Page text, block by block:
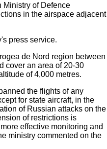
Ministry of Defence
in the airspace adjacent
press service.
de Nord region between
cover an area of 20-30
of 4,000 metres.
the flights of any
for state aircraft, in the
of Russian attacks on the
of restrictions is
effective monitoring and
ministry commented on the